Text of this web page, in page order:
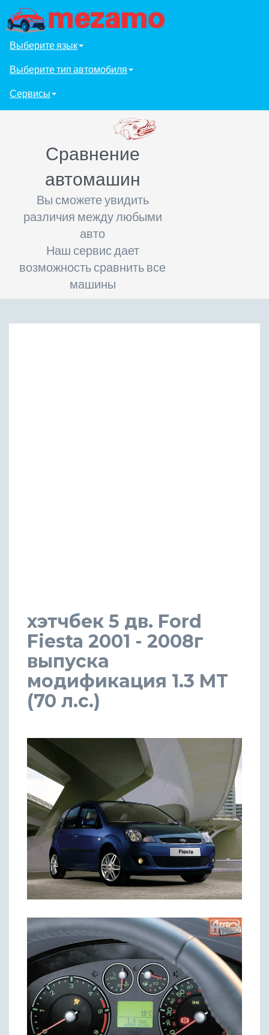
Выберите язык
Выберите тип автомобиля
Сервисы
Сравнение
автомашин
Вы сможете увидить
различия между любыми
авто
Наш сервис дает
возможность сравнить все
машины
хэтчбек 5 дв. Ford
Fiesta 2001 - 2008г
выпуска
модификация 1.3 MT
(70 л.с.)